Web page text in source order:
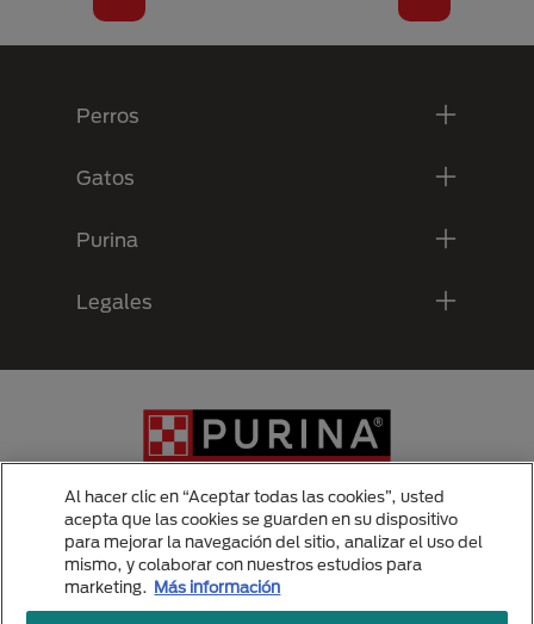
Perros
Gatos
Purina
Legales
Menu Footer Secundario Purina
Al hacer clic en “Aceptar todas las cookies”, usted
acepta que las cookies se guarden en su dispositivo
para mejorar la navegación del sitio, analizar el uso del
mismo, y colaborar con nuestros estudios para
marketing. Más información